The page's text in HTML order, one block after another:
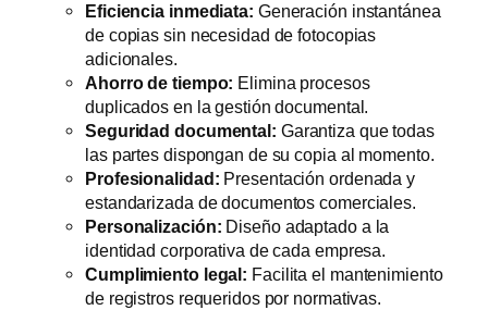
Eficiencia inmediata: Generación instantánea
de copias sin necesidad de fotocopias
adicionales.
Ahorro de tiempo: Elimina procesos
duplicados en la gestión documental.
Seguridad documental: Garantiza que todas
las partes dispongan de su copia al momento.
Profesionalidad: Presentación ordenada y
estandarizada de documentos comerciales.
Personalización: Diseño adaptado a la
identidad corporativa de cada empresa.
Cumplimiento legal: Facilita el mantenimiento
de registros requeridos por normativas.